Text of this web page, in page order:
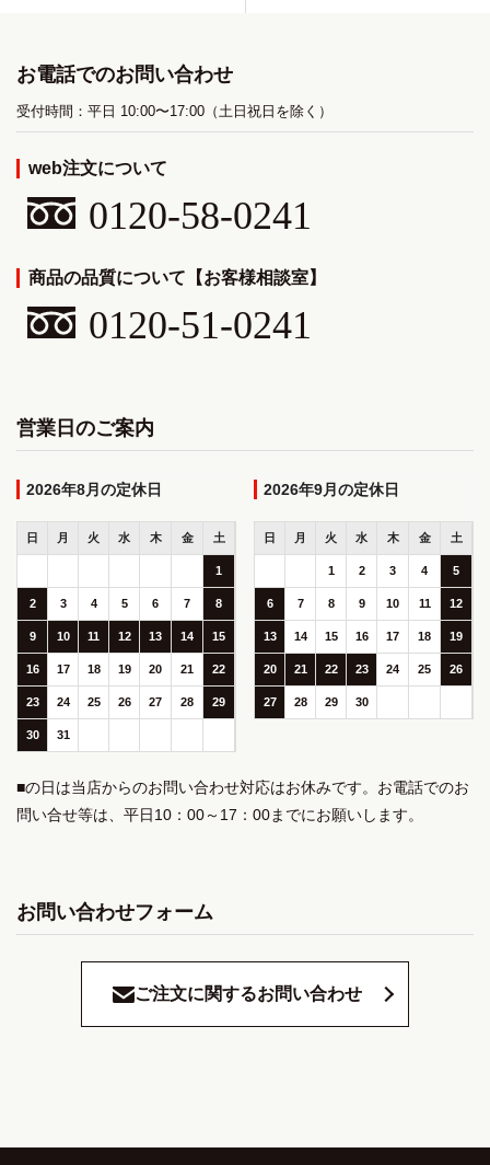
お電話でのお問い合わせ
受付時間：平日 10:00〜17:00（土日祝日を除く）
web注文について
0120-58-0241
商品の品質について【お客様相談室】
0120-51-0241
営業日のご案内
2026年8月
日 月 火 水 木 金 土
1
2 3 4 5 6 7 8
9 10 11 12 13 14 15
16 17 18 19 20 21 22
23 24 25 26 27 28 29
30 31
2026年9月
日 月 火 水 木 金 土
1 2 3 4 5
6 7 8 9 10 11 12
13 14 15 16 17 18 19
20 21 22 23 24 25 26
27 28 29 30
■の日は当店からのお問い合わせ対応はお休みです。お電話でのお
問い合せ等は、平日10：00～17：00までにお願いします。
お問い合わせフォーム
ご注文に関するお問い合わせ